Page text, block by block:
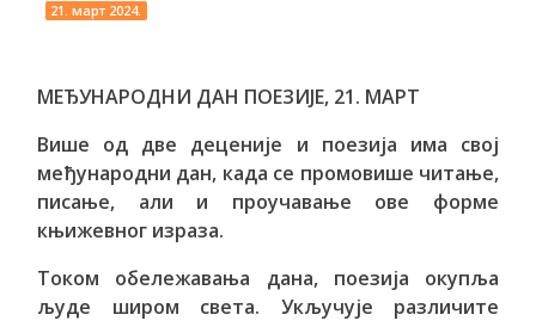
21. март 2024.
МЕЂУНАРОДНИ ДАН ПОЕЗИЈЕ, 21. МАРТ
Више од две деценије и поезија има свој
међународни дан, када се промовише читање,
писање, али и проучавање ове форме
књижевног израза.
Током обележавања дана, поезија окупља
људе широм света. Укључује различите